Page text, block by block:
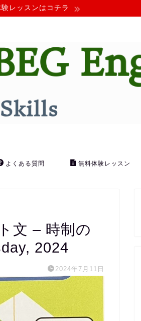
レッスンはコチラ
よくある質問 無料体験レッスン
文 – 時制の
2024
2024年7月11日